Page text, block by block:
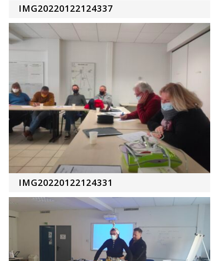
IMG20220122124337
IMG20220122124331